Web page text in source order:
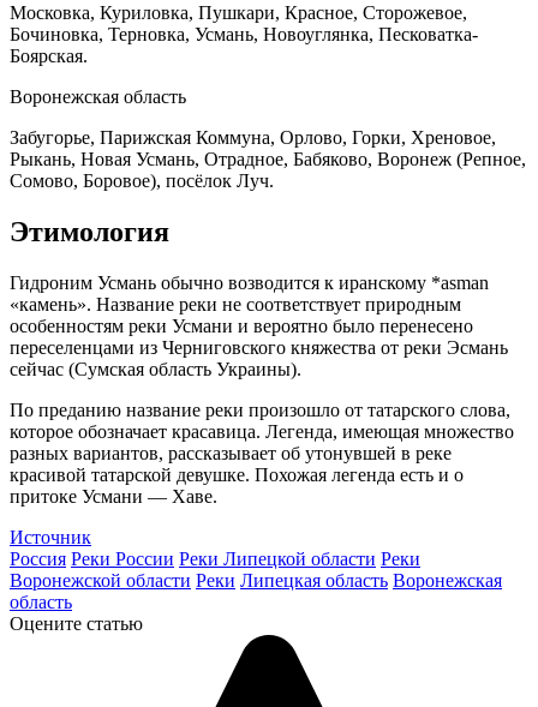
Московка, Куриловка, Пушкари, Красное, Сторожевое,
Бочиновка, Терновка, Усмань, Новоуглянка, Песковатка-
Боярская.
Воронежская область
Забугорье, Парижская Коммуна, Орлово, Горки, Хреновое,
Рыкань, Новая Усмань, Отрадное, Бабяково, Воронеж (Репное,
Сомово, Боровое), посёлок Луч.
Этимология
Гидроним Усмань обычно возводится к иранскому *asman
«камень». Название реки не соответствует природным
особенностям реки Усмани и вероятно было перенесено
переселенцами из Черниговского княжества от реки Эсмань
сейчас (Сумская область Украины).
По преданию название реки произошло от татарского слова,
которое обозначает красавица. Легенда, имеющая множество
разных вариантов, рассказывает об утонувшей в реке
красивой татарской девушке. Похожая легенда есть и о
притоке Усмани — Хаве.
Источник
Россия Реки России Реки Липецкой области Реки
Воронежской области Реки Липецкая область Воронежская
область
Оцените статью